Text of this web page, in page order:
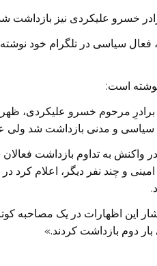
خسرو علیکردی نیز بازداشت
فعال سیاسی در تلگرام خود
است:
سیاسی و مدنی بازداشت شد ولی
در واکنش به تداوم بازداشت
بار دوم بازداشت کردند.»